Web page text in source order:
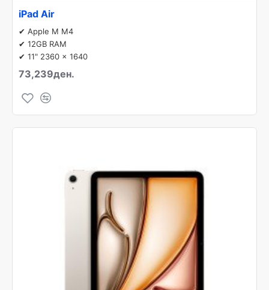
iPad Air
✔ Apple M M4
✔ 12GB RAM
✔ 11" 2360 x 1640
73,239ден.